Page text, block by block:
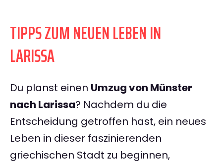
TIPPS ZUM NEUEN LEBEN IN
LARISSA
Du planst einen Umzug von Münster
nach Larissa? Nachdem du die
Entscheidung getroffen hast, ein neues
Leben in dieser faszinierenden
griechischen Stadt zu beginnen,